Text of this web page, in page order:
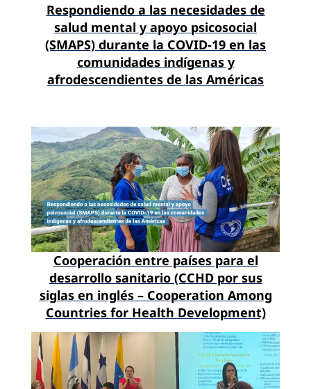
Respondiendo a las necesidades de
salud mental y apoyo psicosocial
(SMAPS) durante la COVID-19 en las
comunidades indígenas y
afrodescendientes de las Américas
Cooperación entre países para el
desarrollo sanitario (CCHD por sus
siglas en inglés – Cooperation Among
Countries for Health Development)